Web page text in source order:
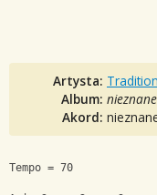
Artysta:
Album: nieznane
Akord:
Tempo = 70